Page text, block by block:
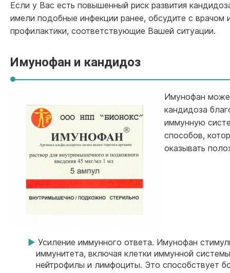
Если у Вас есть повышенный риск развития
имели подобные инфекции ранее, обсудите с врачом
профилактики, соответствующие Вашей ситуации.
Имунофан и кандидоз
Имунофан
кандидоза
иммунную
способов,
оказывать
Усиление иммунного ответа. Имунофан
иммунитета, включая клетки иммунной
нейтрофилы и лимфоциты. Это способствует